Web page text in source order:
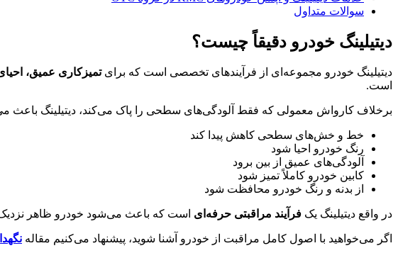
سوالات متداول
دیتیلینگ خودرو دقیقاً چیست؟
دیتیلینگ خودرو مجموعه‌ای از فرآیندهای تخصصی است که برایتمیزکاری عمیق،
است.
برخلاف کارواش معمولی که فقط آلودگی‌های سطحی را پاک می‌کند، دیتیلینگ باعث
خط و خش‌های سطحی کاهش پیدا کند
رنگ خودرو احیا شود
آلودگی‌های عمیق از بین برود
کابین خودرو کاملاً تمیز شود
از بدنه و رنگ خودرو محافظت شود
در واقع دیتیلینگ یک فرآیند مراقبتی حرفه‌ای است که باعث می‌شود خودرو ظاهر
اگر می‌خواهید با اصول کامل مراقبت از خودرو آشنا شوید، پیشنهاد می‌کنیم مقاله